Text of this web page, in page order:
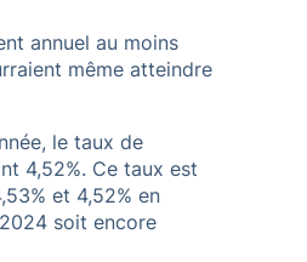
annuel au moins
même atteindre
le taux de
4,52%. Ce taux est
et 4,52% en
soit encore